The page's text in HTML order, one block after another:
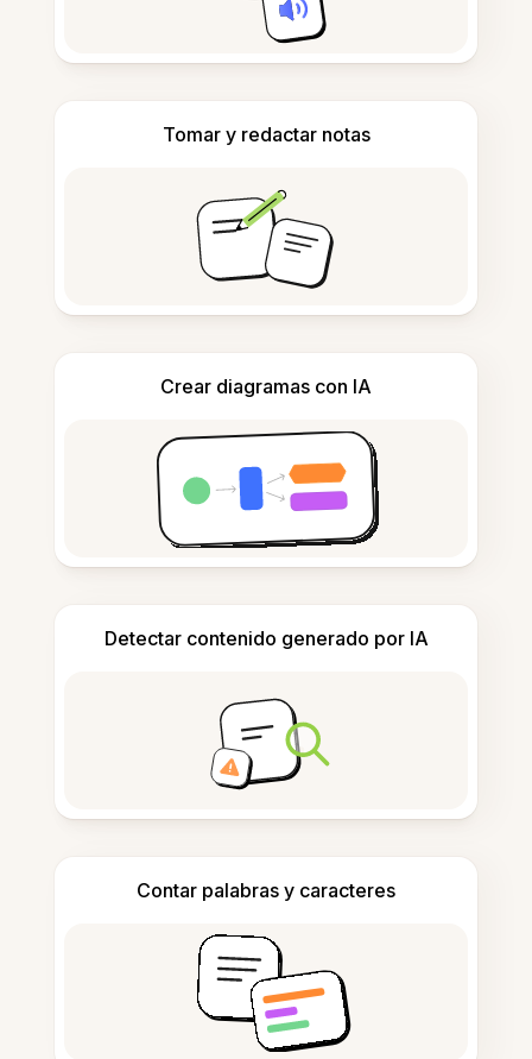
Tomar y redactar notas
Crear diagramas con IA
Detectar contenido generado por IA
Contar palabras y caracteres